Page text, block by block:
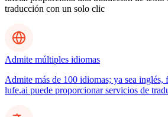
traducción con un solo clic
Admite múltiples idiomas
Admite más de 100 idiomas; ya sea inglés,
lufe.ai puede proporcionar servicios de